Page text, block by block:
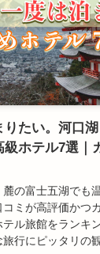
たい。河口
ホテル7選｜
の富士五湖でも
ミが高評価かつ
ル旅館をランキ
行にピッタリの